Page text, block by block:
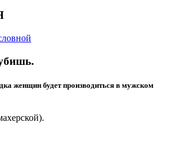
женщин будет производиться в мужском